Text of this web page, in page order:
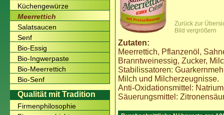
Küchengewürze
Meerrettich
Salatsaucen
Senf
Bio-Essig
Bio-Ingwerpaste
Bio-Meerrettich
Bio-Senf
Qualität mit Tradition
Firmenphilosophie
Zurück zur
Bild vergrößern
Zutaten:
Meerrettich, Pflanzenöl,
Branntweinessig, Zucker,
Stabilissatoren:
Milch und Milcherzeugnisse.
Anti-Oxidationsmittel:
Säuerungsmittel: